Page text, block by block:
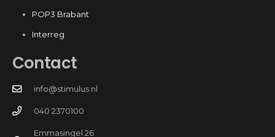
POP3 Brabant
Interreg
Contact
info@stimulus.nl
040 2370100
Emmasingel 26